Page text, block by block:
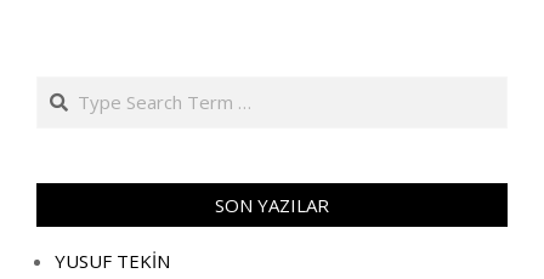
Search
SON YAZILAR
YUSUF TEKİN